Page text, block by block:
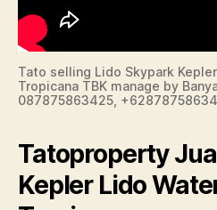
Tato selling Lido Skypark
Tropicana TBK manage by
087875863425,
Tatoproperty
Kepler Lido